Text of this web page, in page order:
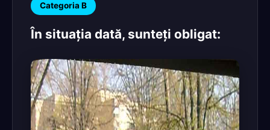
Categoria B
În situaţia dată, sunteţi obligat: